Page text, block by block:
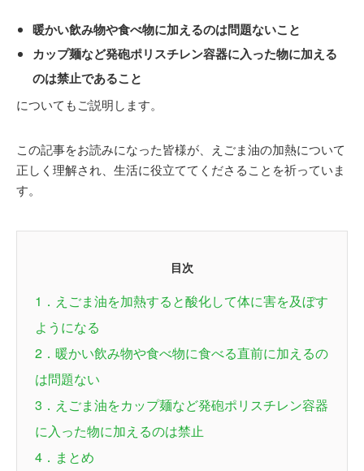
暖かい飲み物や食べ物に加えるのは問題ないこと
カップ麺など発砲ポリスチレン容器に入った物に加える
のは禁止であること
についてもご説明します。
この記事をお読みになった皆様が、えごま油の加熱について
正しく理解され、生活に役立ててくださることを祈っていま
す。
目次
1．えごま油を加熱すると酸化して体に害を及ぼす
ようになる
2．暖かい飲み物や食べ物に食べる直前に加えるの
は問題ない
3．えごま油をカップ麺など発砲ポリスチレン容器
に入った物に加えるのは禁止
4．まとめ